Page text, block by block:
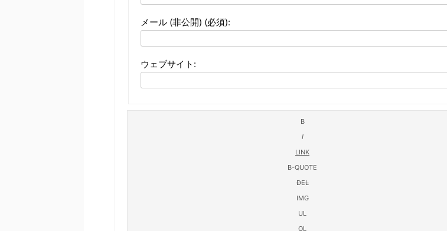
メール (非公開) (必須):
ウェブサイト: